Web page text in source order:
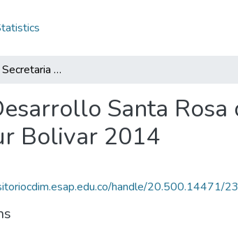
Plan de Acción Secretaria de Desarrollo Santa Rosa del Sur Bolivar 2014: PASD Santa Rosa del Sur Bolivar 2014
Santa
Bolivar 2014
handle/20.500.14471/